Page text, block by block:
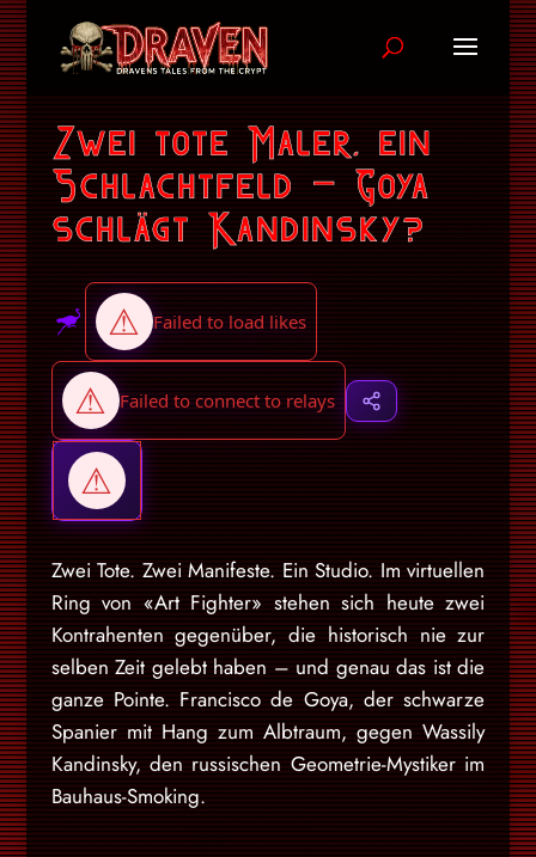
Zwei tote Maler, ein
Schlachtfeld – Goya
schlägt Kandinsky?
Zwei Tote. Zwei Manifeste. Ein Studio. Im virtuellen
Ring von «Art Fighter» stehen sich heute zwei
Kontrahenten gegenüber, die historisch nie zur
selben Zeit gelebt haben – und genau das ist die
ganze Pointe. Francisco de Goya, der schwarze
Spanier mit Hang zum Albtraum, gegen Wassily
Kandinsky, den russischen Geometrie-Mystiker im
Bauhaus-Smoking.